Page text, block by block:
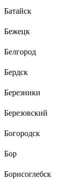
Батайск
Бежецк
Белгород
Бердск
Березники
Березовский
Богородск
Бор
Борисоглебск